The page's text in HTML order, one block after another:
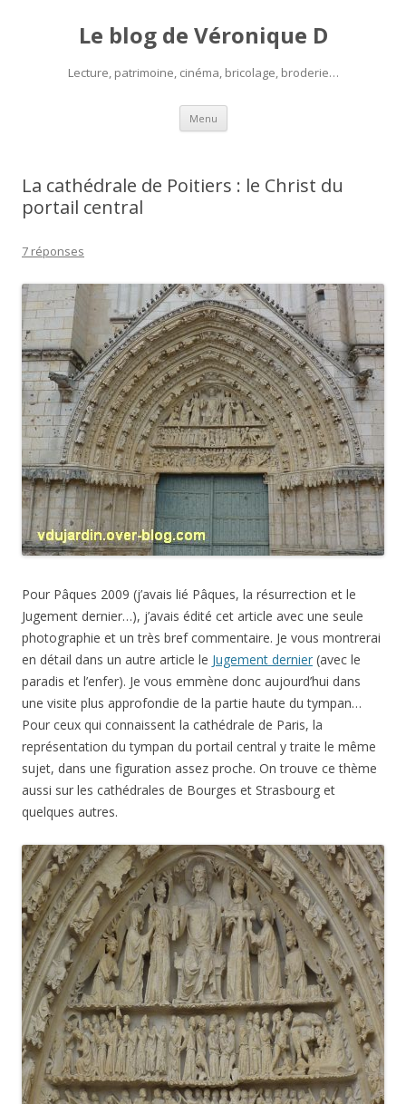
Le blog de Véronique D
Lecture, patrimoine, cinéma, bricolage, broderie…
Menu Aller
contenu
La cathédrale de Poitiers : le Christ du
portail central
7 réponses
Pour Pâques 2009 (j’avais lié Pâques, la résurrection et le
Jugement dernier…), j’avais édité cet article avec une seule
photographie et un très bref commentaire. Je vous montrerai
en détail dans un autre article le Jugement dernier (avec le
paradis et l’enfer). Je vous emmène donc aujourd’hui dans
une visite plus approfondie de la partie haute du tympan…
Pour ceux qui connaissent la cathédrale de Paris, la
représentation du tympan du portail central y traite le même
sujet, dans une figuration assez proche. On trouve ce thème
aussi sur les cathédrales de Bourges et Strasbourg et
quelques autres.